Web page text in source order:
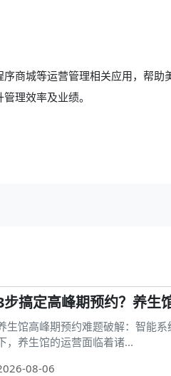
商城等运营管理相关应用，帮助
理效率及业绩。
步搞定高峰期预约？养生
生馆高峰期预约难题破解：智能
，养生馆的运营面临着诸...
08-06